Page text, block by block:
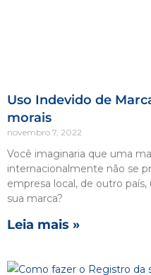
Uso Indevido de
morais
novembro 7, 2022
Você imaginaria que uma
internacionalmente não se
empresa local, de outro
sua marca?
Leia mais »